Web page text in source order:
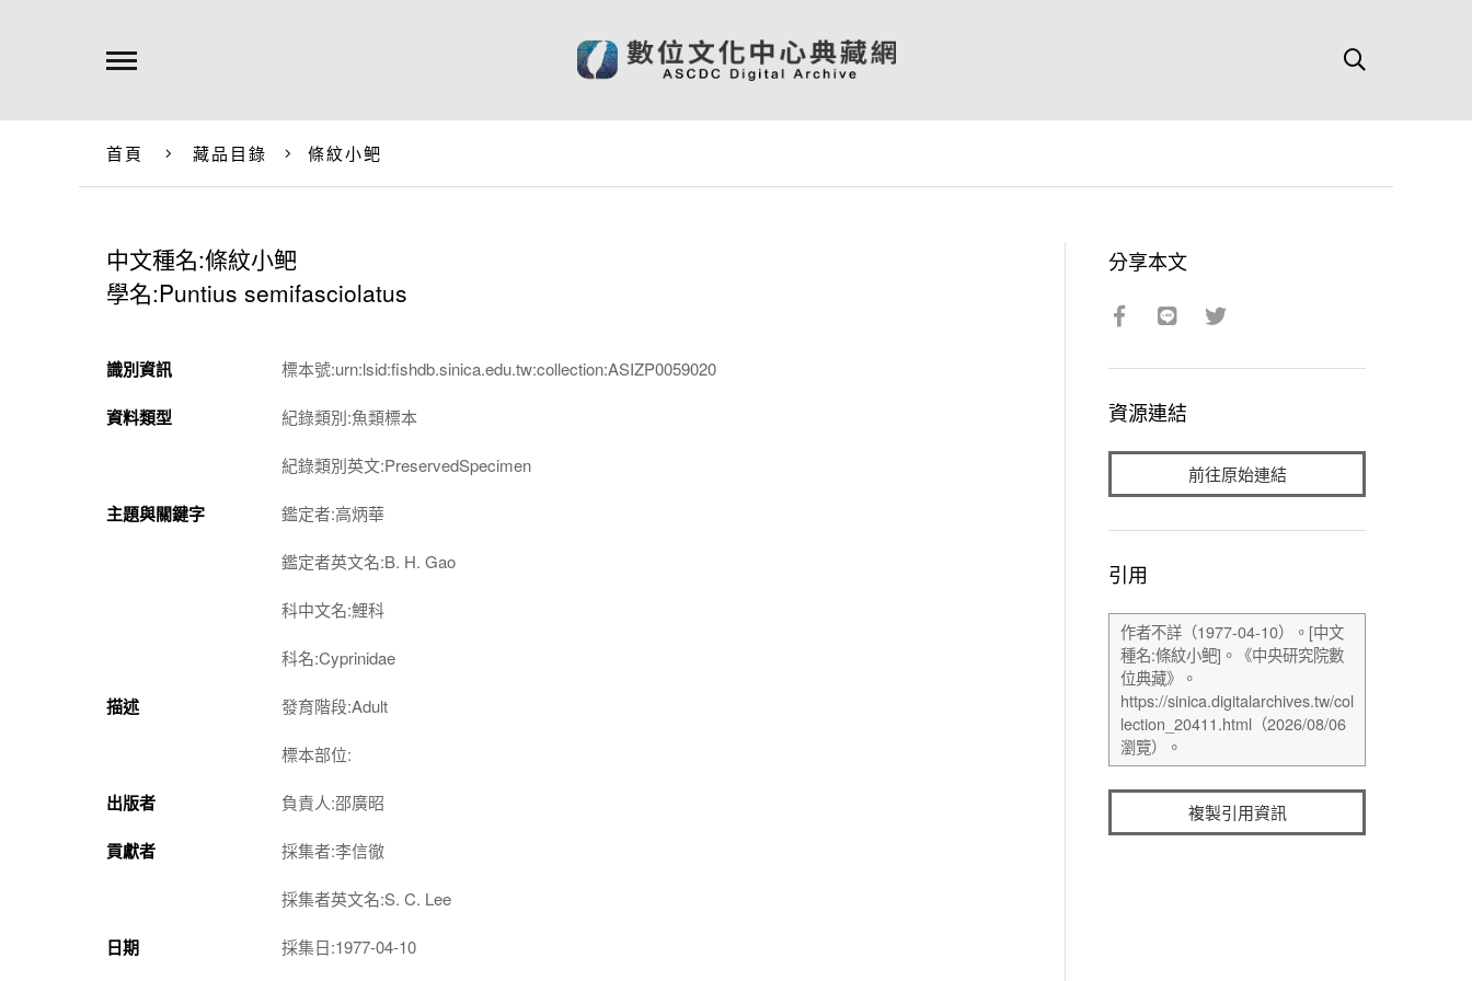
首頁 藏品目錄 條紋小鲃
中文種名:條紋小鲃
學名:Puntius semifasciolatus
識別資訊 標本號:urn:lsid:fishdb.sinica.edu.tw:collection:ASIZP0059020
資料類型 紀錄類別:魚類標本
紀錄類別英文:PreservedSpecimen
主題與關鍵字 鑑定者:高炳華
鑑定者英文名:B. H. Gao
科中文名:鯉科
科名:Cyprinidae
描述 發育階段:Adult
標本部位:
出版者 負責人:邵廣昭
貢獻者 採集者:李信徹
採集者英文名:S. C. Lee
日期 採集日:1977-04-10
分享本文
資源連結
前往原始連結
引用
複製引用資訊